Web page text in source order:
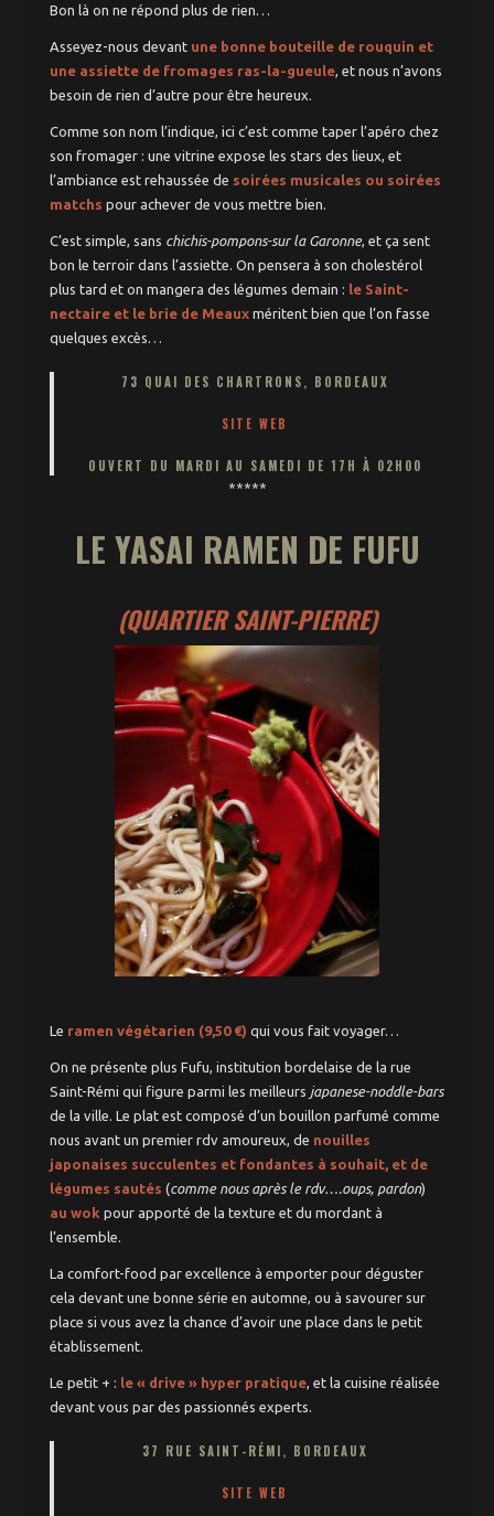
Bon là on ne répond plus de rien…
Asseyez-nous devant une bonne bouteille de rouquin et
une assiette de fromages ras-la-gueule, et nous n’avons
besoin de rien d’autre pour être heureux.
Comme son nom l’indique, ici c’est comme taper l’apéro chez
son fromager : une vitrine expose les stars des lieux, et
l’ambiance est rehaussée de soirées musicales ou soirées
matchs pour achever de vous mettre bien.
C’est simple, sans chichis-pompons-sur la Garonne, et ça sent
bon le terroir dans l’assiette. On pensera à son cholestérol
plus tard et on mangera des légumes demain : le Saint-
nectaire et le brie de Meaux méritent bien que l’on fasse
quelques excès…
73 QUAI DES CHARTRONS, BORDEAUX
SITE WEB
OUVERT DU MARDI AU SAMEDI DE 17H À 02H00
*****
LE YASAI RAMEN DE FUFU
(QUARTIER SAINT-PIERRE)
Le ramen végétarien (9,50 €) qui vous fait voyager…
On ne présente plus Fufu, institution bordelaise de la rue
Saint-Rémi qui figure parmi les meilleurs japanese-noddle-bars
de la ville. Le plat est composé d’un bouillon parfumé comme
nous avant un premier rdv amoureux, de nouilles
japonaises succulentes et fondantes à souhait, et de
légumes sautés (comme nous après le rdv….oups, pardon)
au wok pour apporté de la texture et du mordant à
l’ensemble.
La comfort-food par excellence à emporter pour déguster
cela devant une bonne série en automne, ou à savourer sur
place si vous avez la chance d’avoir une place dans le petit
établissement.
Le petit + : le « drive » hyper pratique, et la cuisine réalisée
devant vous par des passionnés experts.
37 RUE SAINT-RÉMI, BORDEAUX
SITE WEB